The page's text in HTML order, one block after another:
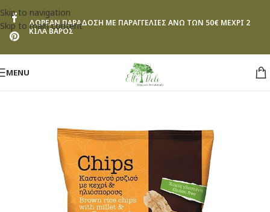
Skip to navigation
Skip to main content
ΔΩΡΕΑΝ ΠΑΡΑΔΟΣΗ ΜΕ ΠΑΡΑΓΓΕΛΙΕΣ ΑΝΩ ΤΩΝ 50€ ΜΕΧΡΙ 2
ΚΙΛΑ ΒΑΡΟΣ
MENU